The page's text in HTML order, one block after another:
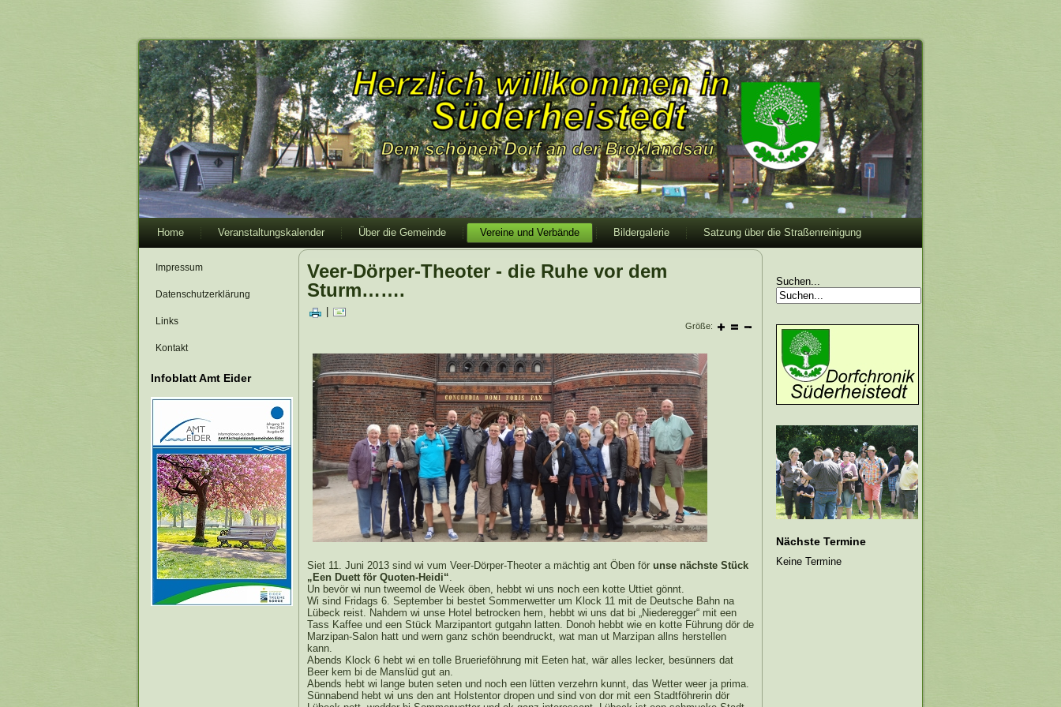
Home Veranstaltungskalender Über die Gemeinde Vereine und Verbände Bildergalerie Satzung über die Straßenreinigung
Impressum
Datenschutzerklärung
Links
Kontakt
Infoblatt Amt Eider
Veer-Dörper-Theoter - die Ruhe vor dem
Sturm…….
Größe:
Siet 11. Juni 2013 sind wi vum Veer-Dörper-Theoter a mächtig ant Öben för unse nächste Stück
„Een Duett för Quoten-Heidi“.
Un bevör wi nun tweemol de Week öben, hebbt wi uns noch een kotte Uttiet gönnt.
Wi sind Fridags 6. September bi bestet Sommerwetter um Klock 11 mit de Deutsche Bahn na
Lübeck reist. Nahdem wi unse Hotel betrocken hem, hebbt wi uns dat bi „Niederegger“ mit een
Tass Kaffee und een Stück Marzipantort gutgahn latten. Donoh hebbt wie en kotte Führung dör de
Marzipan-Salon hatt und wern ganz schön beendruckt, wat man ut Marzipan allns herstellen
kann.
Abends Klock 6 hebt wi en tolle Bruerieföhrung mit Eeten hat, wär alles lecker, besünners dat
Beer kem bi de Manslüd gut an.
Abends hebt wi lange buten seten und noch een lütten verzehrn kunnt, das Wetter weer ja prima.
Sünnabend hebt wi uns den ant Holstentor dropen und sind von dor mit een Stadtföhrerin dör
Suchen...
Nächste Termine
Keine Termine